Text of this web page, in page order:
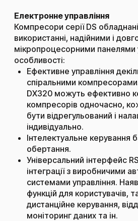
Електронне управління​
Компресори серії DS
використанні, надійними і
мікропроцесорними панелями
особливості:
Ефективне управління
спіральними
DX320 можуть ефективно
компресорів одночасно,
бути відрегульований і
індивідуально.
Інтелектуальне керування
обертання.
Універсальний інтерфейс
інтеграції з виробничими
системами управління.
функцій для користувачів,
дистанційне керування,
моніторинг даних та ін.